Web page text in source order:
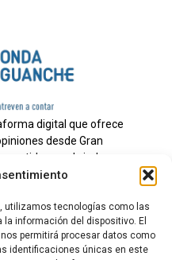
utilizamos tecnologías como las
información del dispositivo. El
permitirá procesar datos como
identificaciones únicas en este
digital que ofrece
desde Gran
con brindar
independiente a